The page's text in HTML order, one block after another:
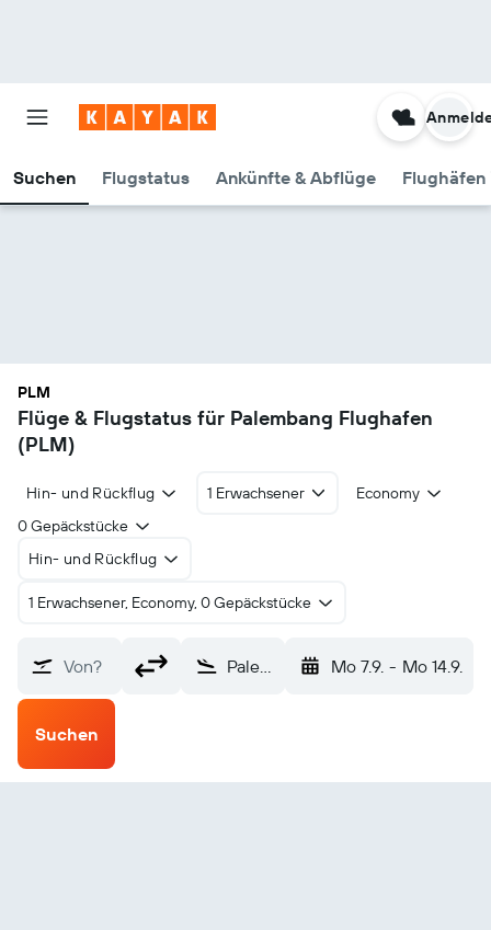
Suchen Flugstatus Ankünfte & Abflüge Flughäfen
PLM
Flüge & Flugstatus für Palembang Flughafen
(PLM)
Hin- und Rückflug 1 Erwachsener
Economy
0 Gepäckstücke
Hin- und Rückflug
1 Erwachsener, Economy, 0 Gepäckstücke
Von? Palembang (PLM) Mo 7.9. - Mo 14.9.
Suchen